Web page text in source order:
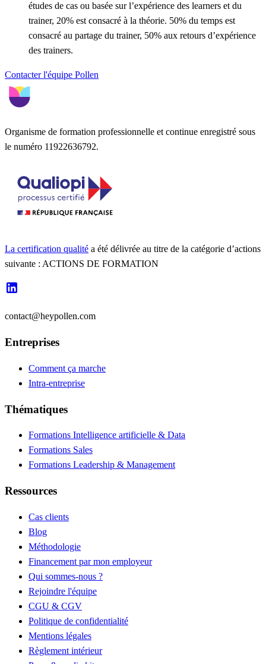
études de cas ou basée sur l’expérience des learners et du
trainer, 20% est consacré à la théorie. 50% du temps est
consacré au partage du trainer, 50% aux retours d’expérience
des trainers.
Contacter l'équipe Pollen
Organisme de formation professionnelle et continue enregistré sous
le numéro 11922636792.
La certification qualité a été délivrée au titre de la catégorie d’actions
suivante : ACTIONS DE FORMATION
contact@heypollen.com
Entreprises
Comment ça marche
Intra-entreprise
Thématiques
Formations Intelligence artificielle & Data
Formations Sales
Formations Leadership & Management
Ressources
Cas clients
Blog
Méthodologie
Financement par mon employeur
Qui sommes-nous ?
Rejoindre l'équipe
CGU & CGV
Politique de confidentialité
Mentions légales
Règlement intérieur